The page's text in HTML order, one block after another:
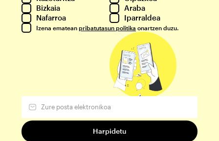
Bizkaia
Araba
Nafarroa
Iparraldea
Izena ematean pribatutasun politika onartzen duzu.